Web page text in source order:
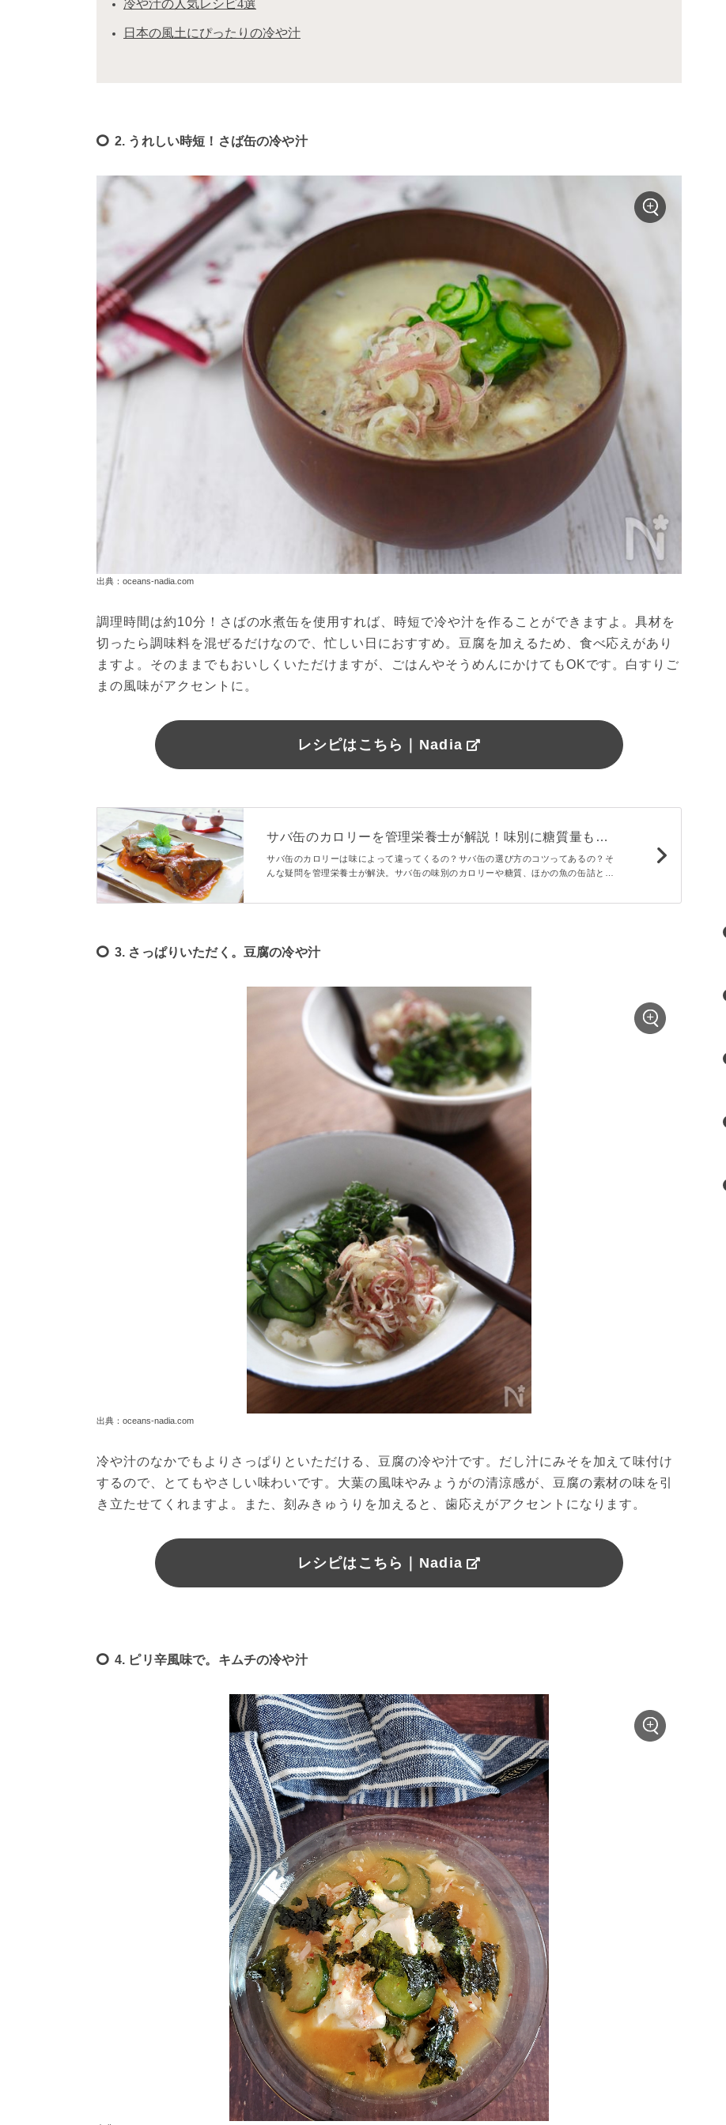
冷や汁の人気レシピ4選
日本の風土にぴったりの冷や汁
2. うれしい時短！さば缶の冷や汁
出典：oceans-nadia.com
調理時間は約10分！さばの水煮缶を使用すれば、時短で冷や汁を作ることができますよ。具材を
切ったら調味料を混ぜるだけなので、忙しい日におすすめ。豆腐を加えるため、食べ応えがあり
ますよ。そのままでもおいしくいただけますが、ごはんやそうめんにかけてもOKです。白すりご
まの風味がアクセントに。
レシピはこちら｜Nadia
サバ缶のカロリーを管理栄養士が解説！味別に糖質量も比
較 - macaroni
サバ缶のカロリーは味によって違ってくるの？サバ缶の選び方のコツってあるの？そ
んな疑問を管理栄養士が解決。サバ缶の味別のカロリーや糖質、ほかの魚の缶詰との
ピが知りたい方は、ぜひご覧ください。
3. さっぱりいただく。豆腐の冷や汁
出典：oceans-nadia.com
冷や汁のなかでもよりさっぱりといただける、豆腐の冷や汁です。だし汁にみそを加えて味付け
するので、とてもやさしい味わいです。大葉の風味やみょうがの清涼感が、豆腐の素材の味を引
き立たせてくれますよ。また、刻みきゅうりを加えると、歯応えがアクセントになります。
レシピはこちら｜Nadia
4. ピリ辛風味で。キムチの冷や汁